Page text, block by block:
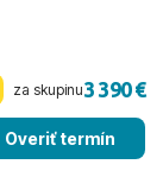
za skupinu3 390 €
Overiť termín